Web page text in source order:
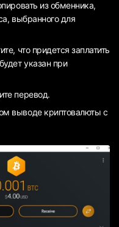
из обменника,
выбранного для
что придется заплатить
указан при
перевод.
выводе криптовалюты с